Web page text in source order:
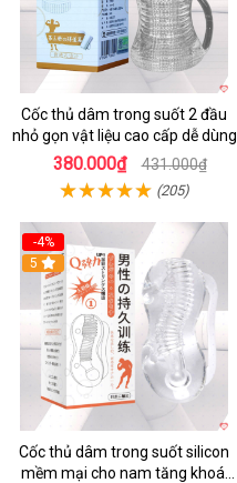
Cốc thủ dâm trong suốt 2 đầu
nhỏ gọn vật liệu cao cấp dễ dùng
380.000₫ 431.000₫
(205)
-4%
5
Cốc thủ dâm trong suốt silicon
mềm mại cho nam tăng khoái